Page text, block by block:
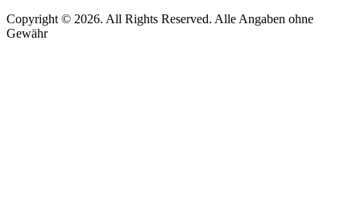
Copyright © 2026. All Rights Reserved. Alle Angaben ohne
Gewähr